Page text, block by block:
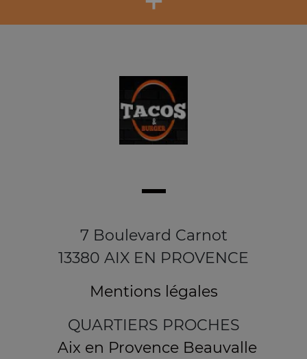
7 Boulevard Carnot
13380 AIX EN PROVENCE
Mentions légales
QUARTIERS PROCHES
Aix en Provence Beauvalle